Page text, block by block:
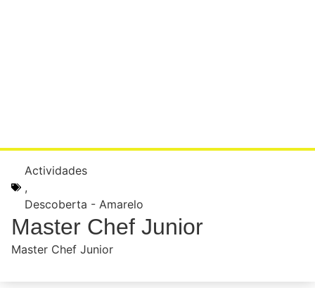
Actividades
,
Descoberta - Amarelo
Master Chef Junior
Master Chef Junior